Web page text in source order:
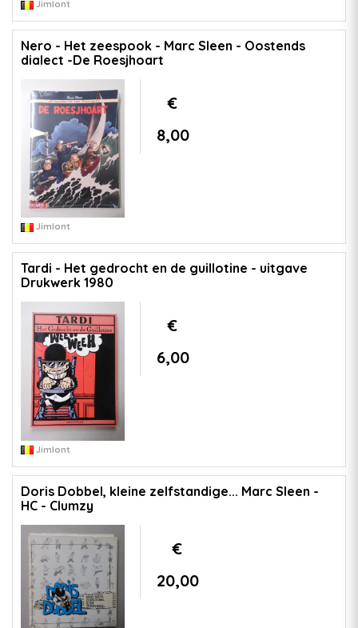
Jimlont
Nero - Het zeespook - Marc Sleen - Oostends
dialect -De Roesjhoart
€
8,00
Jimlont
Tardi - Het gedrocht en de guillotine - uitgave
Drukwerk 1980
€
6,00
Jimlont
Doris Dobbel, kleine zelfstandige... Marc Sleen -
HC - Clumzy
€
20,00